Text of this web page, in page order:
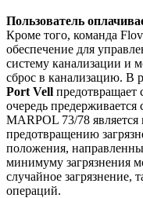
Пользователь
Кроме того, команда
обеспечение для
систему канализации и
сброс в канализацию. В
Port Vell предотвращает
очередь
MARPOL 73/78
предотвращению
положения,
минимуму загрязнения
случайное загрязнение,
операций.